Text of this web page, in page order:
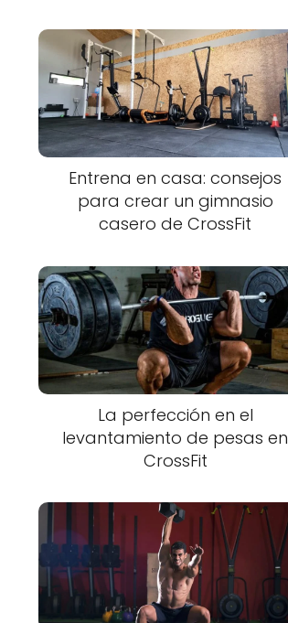
Entrena en casa: consejos
para crear un gimnasio
casero de CrossFit
La perfección en el
levantamiento de pesas en
CrossFit